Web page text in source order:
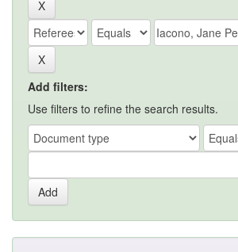
Add filters:
Use filters to refine the search results.